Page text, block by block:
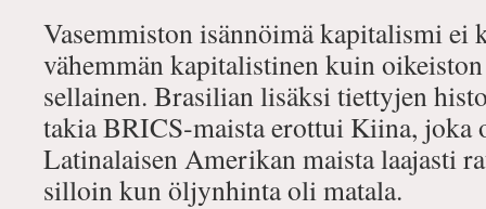
Vasemmiston isännöimä kapitalismi ei
vähemmän kapitalistinen kuin
sellainen. Brasilian lisäksi tiettyjen
takia BRICS‐maista erottui Kiina, joka
Latinalaisen Amerikan maista laajasti
silloin kun öljynhinta oli matala.